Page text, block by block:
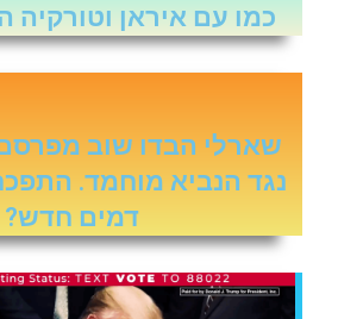
כמו עם איראן וטורקיה
שארלי הבדו שוב
נגד הנביא מוחמד.
דמים חדש?